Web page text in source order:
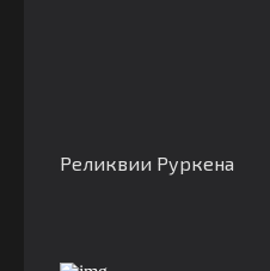
Реликвии Руркена